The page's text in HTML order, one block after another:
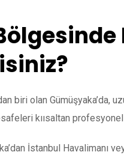
biri olan Gümüşyaka’da,
kıısaltan profesyonel
İstanbul Havalimanı